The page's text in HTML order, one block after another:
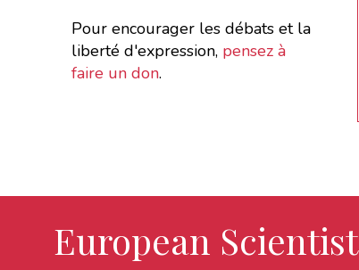
Pour encourager les débats et la
liberté d'expression, pensez à
faire un don.
European Scientist